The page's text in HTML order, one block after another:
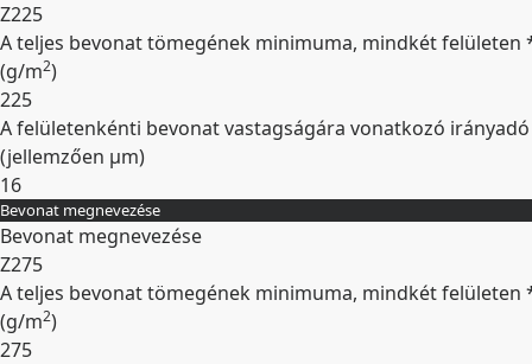
Z225
A teljes bevonat tömegének minimuma, mindkét felületen
(g/m2)
225
A felületenkénti bevonat vastagságára vonatkozó
(jellemzően µm)
16
Kibontás
Bevonat megnevezése
Bevonat megnevezése
Z275
A teljes bevonat tömegének minimuma, mindkét felületen
(g/m2)
275